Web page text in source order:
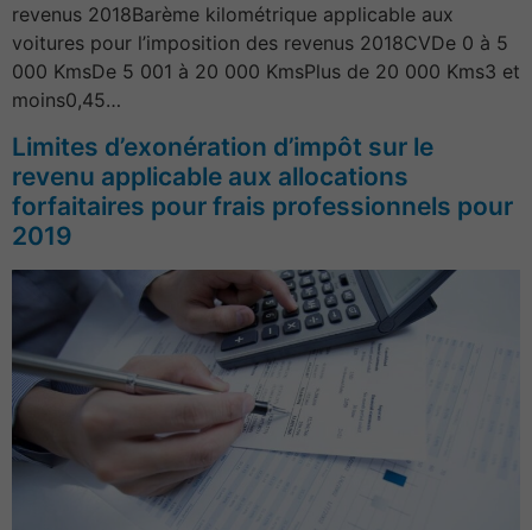
revenus 2018Barème kilométrique applicable aux
voitures pour l’imposition des revenus 2018CVDe 0 à 5
000 KmsDe 5 001 à 20 000 KmsPlus de 20 000 Kms3 et
moins0,45…
Limites d’exonération d’impôt sur le
revenu applicable aux allocations
forfaitaires pour frais professionnels pour
2019